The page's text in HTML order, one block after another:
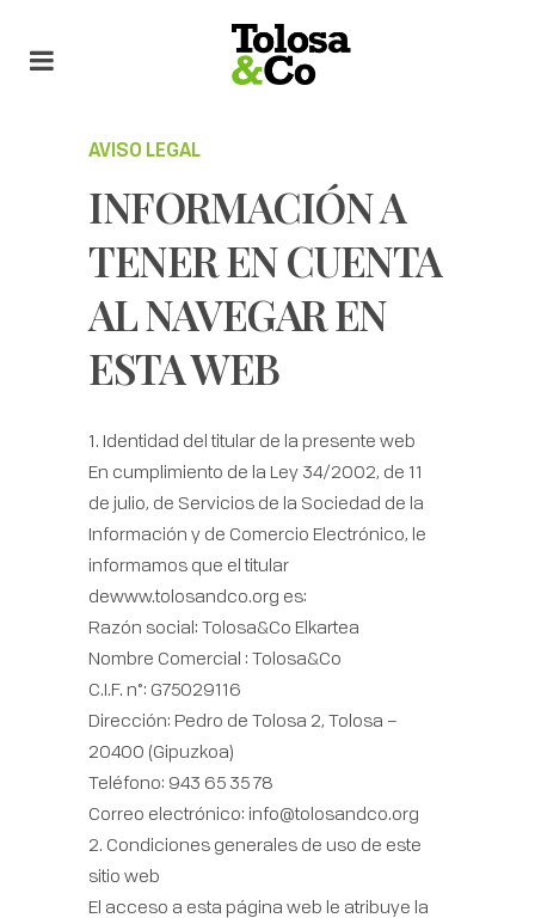
AVISO LEGAL
INFORMACIÓN A
TENER EN CUENTA
AL NAVEGAR EN
ESTA WEB
1. Identidad del titular de la presente web
En cumplimiento de la Ley 34/2002, de 11
de julio, de Servicios de la Sociedad de la
Información y de Comercio Electrónico, le
informamos que el titular
dewww.tolosandco.org es:
Razón social: Tolosa&Co Elkartea
Nombre Comercial : Tolosa&Co
C.I.F. n°: G75029116
Dirección: Pedro de Tolosa 2, Tolosa –
20400 (Gipuzkoa)
Teléfono: 943 65 35 78
Correo electrónico: info@tolosandco.org
2. Condiciones generales de uso de este
sitio web
El acceso a esta página web le atribuye la